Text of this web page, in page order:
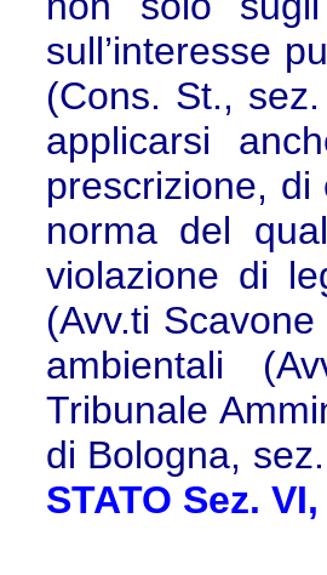
sull’interesse
(Cons. St.,
applicarsi
prescrizione,
norma del
violazione di
(Avv.ti
ambientali
Tribunale
di Bologna,
STATO Sez.